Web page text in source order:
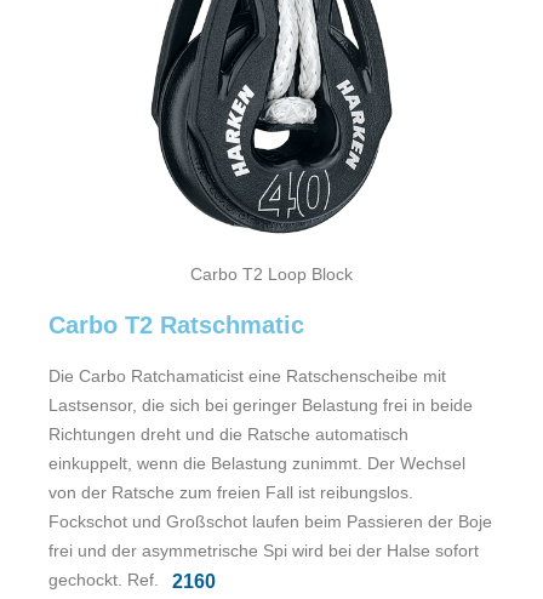
Carbo T2 Loop Block
Carbo T2 Ratschmatic
Die Carbo Ratchamaticist eine Ratschenscheibe mit
Lastsensor, die sich bei geringer Belastung frei in beide
Richtungen dreht und die Ratsche automatisch
einkuppelt, wenn die Belastung zunimmt. Der Wechsel
von der Ratsche zum freien Fall ist reibungslos.
Fockschot und Großschot laufen beim Passieren der Boje
frei und der asymmetrische Spi wird bei der Halse sofort
gechockt. Ref.
2160